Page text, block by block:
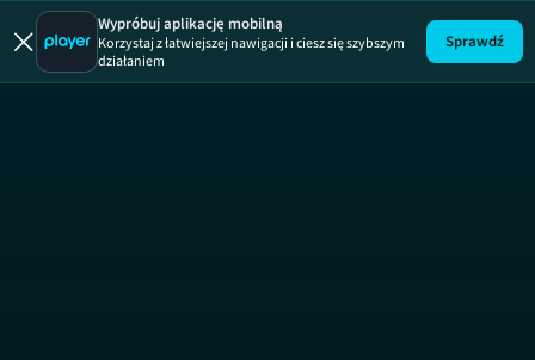
Wypróbuj aplikację mobilną
Korzystaj z łatwiejszej nawigacji i ciesz się szybszym
działaniem
Sprawdź